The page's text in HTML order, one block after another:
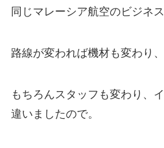
同じマレーシア航空のビジネ
路線が変われば機材も変わり、
もちろんスタッフも変わり、
違いましたので。